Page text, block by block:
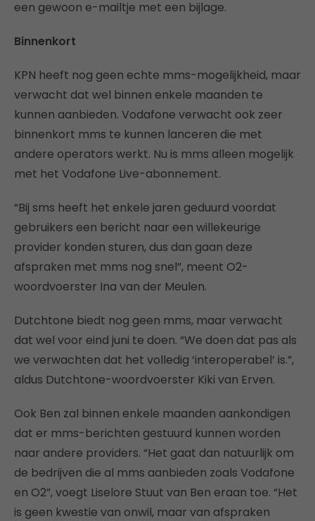
een gewoon e-mailtje met een bijlage.
Binnenkort
KPN heeft nog geen echte mms-mogelijkheid, maar
verwacht dat wel binnen enkele maanden te
kunnen aanbieden. Vodafone verwacht ook zeer
binnenkort mms te kunnen lanceren die met
andere operators werkt. Nu is mms alleen mogelijk
met het Vodafone Live-abonnement.
“Bij sms heeft het enkele jaren geduurd voordat
gebruikers een bericht naar een willekeurige
provider konden sturen, dus dan gaan deze
afspraken met mms nog snel”, meent O2-
woordvoerster Ina van der Meulen.
Dutchtone biedt nog geen mms, maar verwacht
dat wel voor eind juni te doen. “We doen dat pas als
we verwachten dat het volledig ‘interoperabel’ is.”,
aldus Dutchtone-woordvoerster Kiki van Erven.
Ook Ben zal binnen enkele maanden aankondigen
dat er mms-berichten gestuurd kunnen worden
naar andere providers. “Het gaat dan natuurlijk om
de bedrijven die al mms aanbieden zoals Vodafone
en O2”, voegt Liselore Stuut van Ben eraan toe. “Het
is geen kwestie van onwil, maar van afspraken